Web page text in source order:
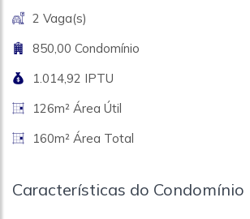
2 Vaga(s)
850,00 Condomínio
1.014,92 IPTU
126m² Área Útil
160m² Área Total
Características do Condomínio